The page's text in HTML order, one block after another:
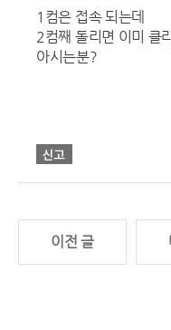
1컴은 접속 되는데
2컴째 돌리면 이미 클
아시는분?
이전 글